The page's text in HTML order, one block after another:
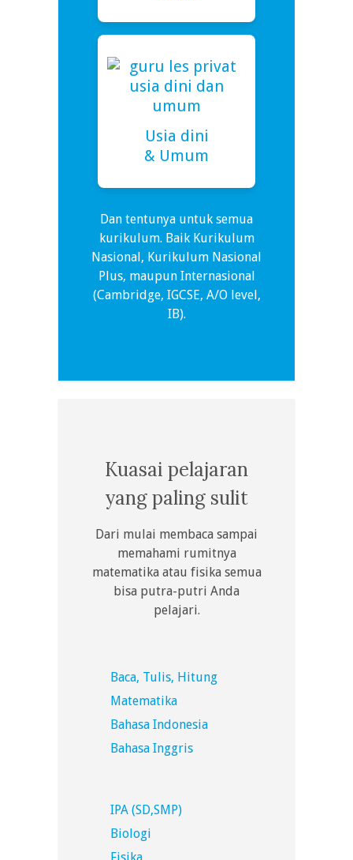
Usia dini
& Umum
Dan tentunya untuk semua
kurikulum. Baik Kurikulum
Nasional, Kurikulum Nasional
Plus, maupun Internasional
(Cambridge, IGCSE, A/O level,
IB).
Kuasai pelajaran
yang paling sulit
Dari mulai membaca sampai
memahami rumitnya
matematika atau fisika semua
bisa putra-putri Anda
pelajari.
Baca, Tulis, Hitung
Matematika
Bahasa Indonesia
Bahasa Inggris
IPA (SD,SMP)
Biologi